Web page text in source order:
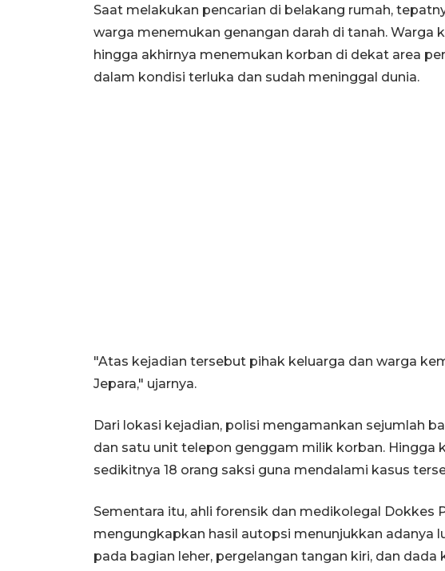
Saat melakukan pencarian di belakang rumah,
warga menemukan genangan darah di tanah. Warga
hingga akhirnya menemukan korban di dekat area
dalam kondisi terluka dan sudah meninggal dunia.
"Atas kejadian tersebut pihak keluarga dan warga
Jepara," ujarnya.
Dari lokasi kejadian, polisi mengamankan sejumlah
dan satu unit telepon genggam milik korban. Hingga
sedikitnya 18 orang saksi guna mendalami kasus
Sementara itu, ahli forensik dan medikolegal Dokkes
mengungkapkan hasil autopsi menunjukkan adanya
pada bagian leher, pergelangan tangan kiri, dan dada